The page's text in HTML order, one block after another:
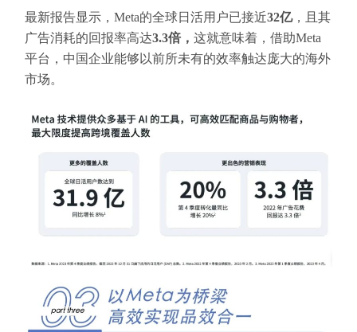
最新报告显示，Meta的全球日活用户已接近32亿，且其
广告消耗的回报率高达3.3倍，这就意味着，借助Meta
平台，中国企业能够以前所未有的效率触达庞大的海外
市场。